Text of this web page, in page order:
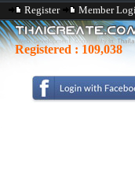
Register Member
Registered : 109,038